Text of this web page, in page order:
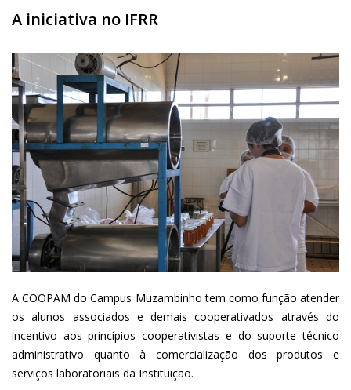
A iniciativa no IFRR
A COOPAM do Campus Muzambinho tem como função atender
os alunos associados e demais cooperativados através do
incentivo aos princípios cooperativistas e do suporte técnico
administrativo quanto à comercialização dos produtos e
serviços laboratoriais da Instituição.